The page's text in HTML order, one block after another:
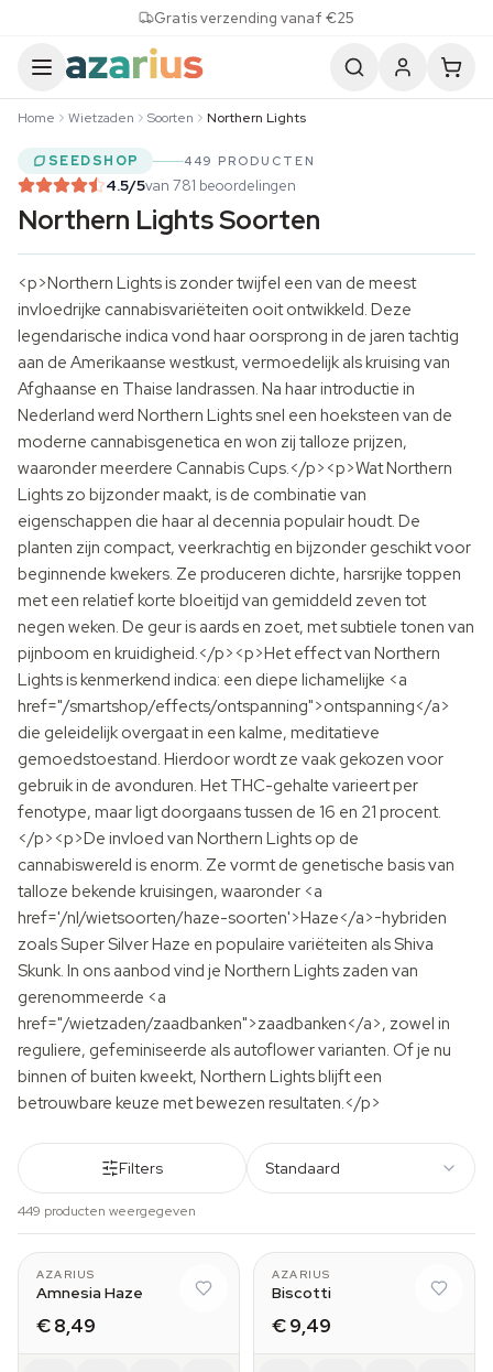
Gratis verzending vanaf €25
Home Wietzaden Soorten Northern Lights
SEEDSHOP 449 PRODUCTEN
4.5/5van 781 beoordelingen
Northern Lights Soorten
<p>Northern Lights is zonder twijfel een van de meest
invloedrijke cannabisvariëteiten ooit ontwikkeld. Deze
legendarische indica vond haar oorsprong in de jaren tachtig
aan de Amerikaanse westkust, vermoedelijk als kruising van
Afghaanse en Thaise landrassen. Na haar introductie in
Nederland werd Northern Lights snel een hoeksteen van de
moderne cannabisgenetica en won zij talloze prijzen,
waaronder meerdere Cannabis Cups.</p><p>Wat Northern
Lights zo bijzonder maakt, is de combinatie van
eigenschappen die haar al decennia populair houdt. De
planten zijn compact, veerkrachtig en bijzonder geschikt voor
beginnende kwekers. Ze produceren dichte, harsrijke toppen
met een relatief korte bloeitijd van gemiddeld zeven tot
negen weken. De geur is aards en zoet, met subtiele tonen van
pijnboom en kruidigheid.</p><p>Het effect van Northern
Lights is kenmerkend indica: een diepe lichamelijke <a
href="/smartshop/effects/ontspanning">ontspanning</a>
die geleidelijk overgaat in een kalme, meditatieve
gemoedstoestand. Hierdoor wordt ze vaak gekozen voor
gebruik in de avonduren. Het THC-gehalte varieert per
fenotype, maar ligt doorgaans tussen de 16 en 21 procent.
</p><p>De invloed van Northern Lights op de
cannabiswereld is enorm. Ze vormt de genetische basis van
talloze bekende kruisingen, waaronder <a
href='/nl/wietsoorten/haze-soorten'>Haze</a>-hybriden
zoals Super Silver Haze en populaire variëteiten als Shiva
Skunk. In ons aanbod vind je Northern Lights zaden van
gerenommeerde <a
href="/wietzaden/zaadbanken">zaadbanken</a>, zowel in
reguliere, gefeminiseerde als autoflower varianten. Of je nu
binnen of buiten kweekt, Northern Lights blijft een
betrouwbare keuze met bewezen resultaten.</p>
Filters Standaard
449 producten weergegeven
AZARIUS
Amnesia Haze
€ 8,49
AZARIUS
Biscotti
€ 9,49